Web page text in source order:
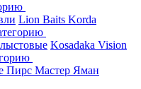
Lion Baits Korda
Kosadaka Vision
Пирс Мастер Яман